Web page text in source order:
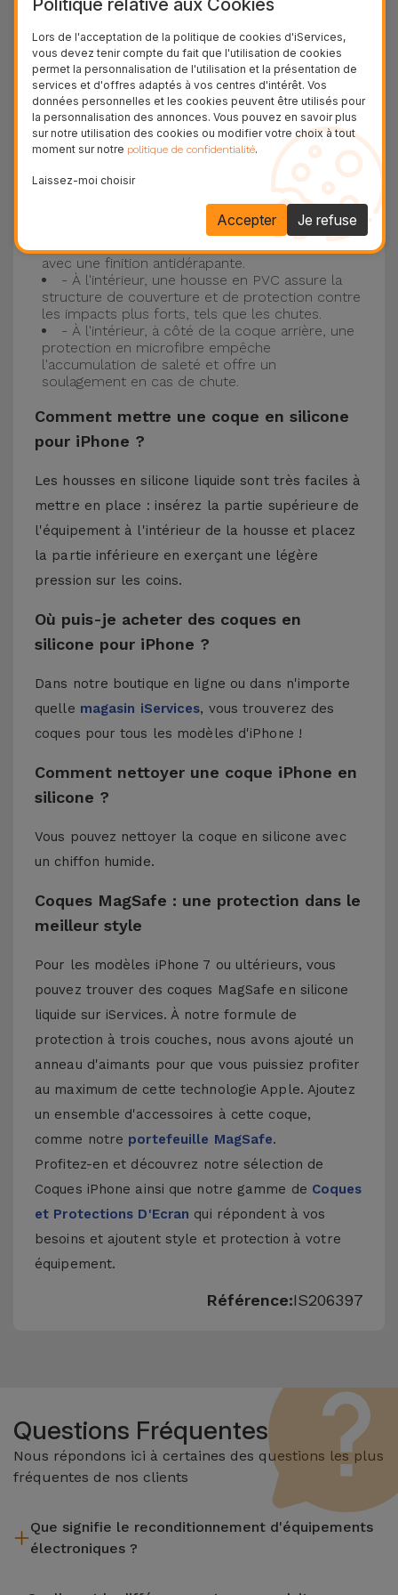
Protection à 3 couches avec coques en
silicone
Nos coques en silicone pour iPhone ont une
construction robuste et de qualité, avec une
construction à trois couches, pour éviter au
maximum les accidents et les casses !
- Une première couche de silicone liquide
donne de la couleur et une couverture
complète à la coque arrière et au bord latéral de
votre smartphone. C'est un matériau résistant,
avec une finition antidérapante.
- À l'intérieur, une housse en PVC assure la
structure de couverture et de protection contre
les impacts plus forts, tels que les chutes.
- À l'intérieur, à côté de la coque arrière, une
protection en microfibre empêche
l'accumulation de saleté et offre un
soulagement en cas de chute.
Comment mettre une coque en silicone
pour iPhone ?
Les housses en silicone liquide sont très faciles à
mettre en place : insérez la partie supérieure de
l'équipement à l'intérieur de la housse et placez
la partie inférieure en exerçant une légère
pression sur les coins.
Où puis-je acheter des coques en
silicone pour iPhone ?
Dans notre boutique en ligne ou dans n'importe
quelle magasin iServices, vous trouverez des
coques pour tous les modèles d'iPhone !
Comment nettoyer une coque iPhone en
silicone ?
Vous pouvez nettoyer la coque en silicone avec
un chiffon humide.
Coques MagSafe : une protection dans le
meilleur style
Pour les modèles iPhone 7 ou ultérieurs, vous
pouvez trouver des coques MagSafe en silicone
liquide sur iServices. À notre formule de
protection à trois couches, nous avons ajouté un
anneau d'aimants pour que vous puissiez profiter
au maximum de cette technologie Apple. Ajoutez
un ensemble d'accessoires à cette coque,
comme notre portefeuille MagSafe.
Profitez-en et découvrez notre sélection de
Coques iPhone ainsi que notre gamme de Coques
et Protections D'Ecran qui répondent à vos
besoins et ajoutent style et protection à votre
équipement.
Référence:IS206397
Questions Fréquentes
Nous répondons ici à certaines des questions les plus
fréquentes de nos clients
Que signifie le reconditionnement d'équipements
électroniques ?
Lors de l'acceptation de la politique de cookies d'iServices,
vous devez tenir compte du fait que l'utilisation de cookies
permet la personnalisation de l'utilisation et la présentation de
services et d'offres adaptés à vos centres d'intérêt. Vos
données personnelles et les cookies peuvent être utilisés pour
la personnalisation des annonces. Vous pouvez en savoir plus
sur notre utilisation des cookies ou modifier votre choix à tout
moment sur notre politique de confidentialité.
Laissez-moi choisir
Je refuse
Accepter